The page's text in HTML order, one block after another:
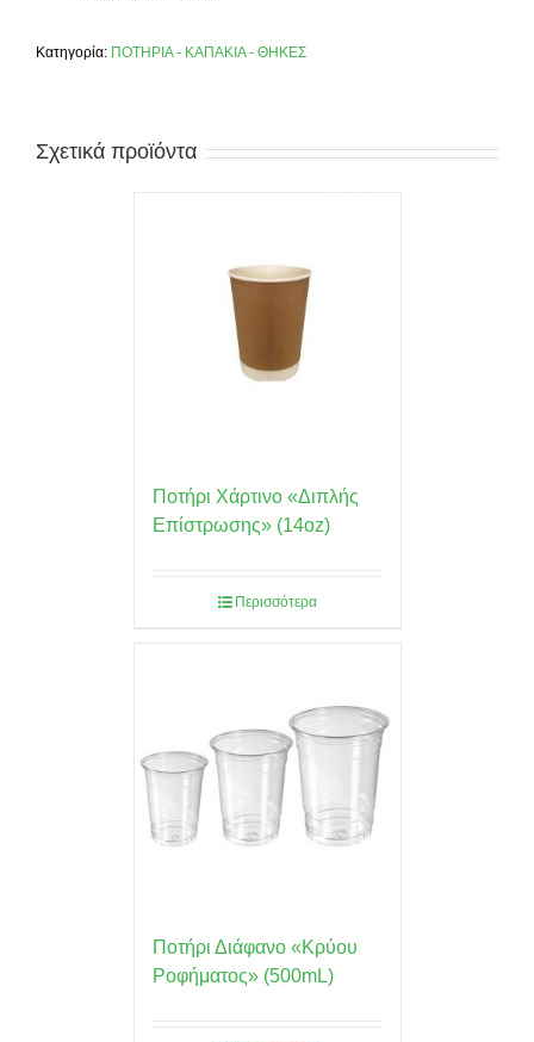
Κατηγορία: ΠΟΤΗΡΙΑ - ΚΑΠΑΚΙΑ - ΘΗΚΕΣ
Σχετικά προϊόντα
Ποτήρι Χάρτινο «Διπλής
Επίστρωσης» (14oz)
Περισσότερα
Ποτήρι Διάφανο «Κρύου
Ροφήματος» (500mL)